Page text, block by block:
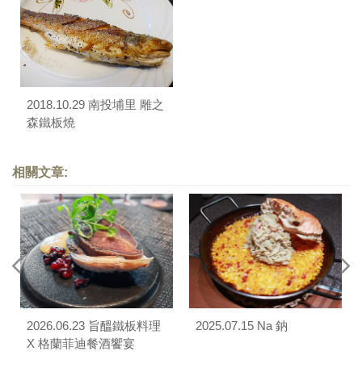
2018.10.29 南投埔里 雕之
森鐵板燒
相關文章:
2026.06.23 旨醞鐵板料理
X 格蘭菲迪餐酒饗宴
2025.07.15 Na 鈉